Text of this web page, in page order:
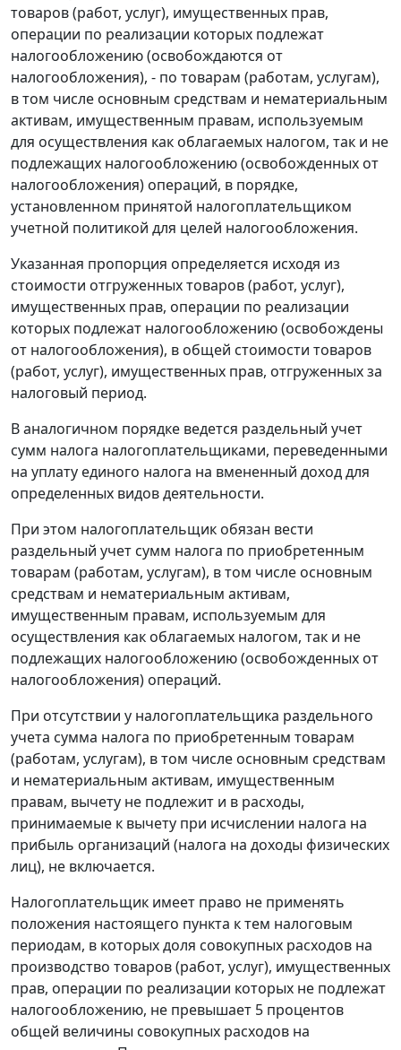
товаров (работ, услуг), имущественных прав,
операции по реализации которых подлежат
налогообложению (освобождаются от
налогообложения), - по товарам (работам, услугам),
в том числе основным средствам и нематериальным
активам, имущественным правам, используемым
для осуществления как облагаемых налогом, так и не
подлежащих налогообложению (освобожденных от
налогообложения) операций, в порядке,
установленном принятой налогоплательщиком
учетной политикой для целей налогообложения.
Указанная пропорция определяется исходя из
стоимости отгруженных товаров (работ, услуг),
имущественных прав, операции по реализации
которых подлежат налогообложению (освобождены
от налогообложения), в общей стоимости товаров
(работ, услуг), имущественных прав, отгруженных за
налоговый период.
В аналогичном порядке ведется раздельный учет
сумм налога налогоплательщиками, переведенными
на уплату единого налога на вмененный доход для
определенных видов деятельности.
При этом налогоплательщик обязан вести
раздельный учет сумм налога по приобретенным
товарам (работам, услугам), в том числе основным
средствам и нематериальным активам,
имущественным правам, используемым для
осуществления как облагаемых налогом, так и не
подлежащих налогообложению (освобожденных от
налогообложения) операций.
При отсутствии у налогоплательщика раздельного
учета сумма налога по приобретенным товарам
(работам, услугам), в том числе основным средствам
и нематериальным активам, имущественным
правам, вычету не подлежит и в расходы,
принимаемые к вычету при исчислении налога на
прибыль организаций (налога на доходы физических
лиц), не включается.
Налогоплательщик имеет право не применять
положения настоящего пункта к тем налоговым
периодам, в которых доля совокупных расходов на
производство товаров (работ, услуг), имущественных
прав, операции по реализации которых не подлежат
налогообложению, не превышает 5 процентов
общей величины совокупных расходов на